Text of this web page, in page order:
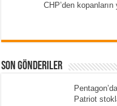
CHP’den
Son Gönderiler
Patriot